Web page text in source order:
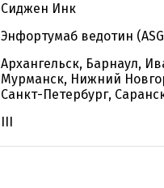
Сиджен Инк
Энфортумаб ведотин
Архангельск, Барнаул,
Мурманск, Нижний
Санкт-Петербург,
III